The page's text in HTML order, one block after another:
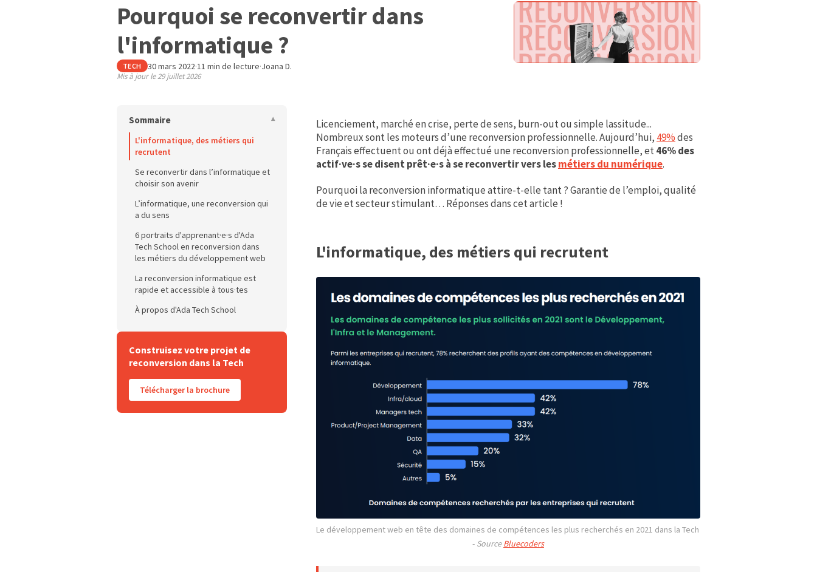
Pourquoi se reconvertir dans
l'informatique ?
TECH 30 mars 2022·11 min de lecture·Joana D.
Mis à jour le29 juillet 2026
Sommaire
L'informatique, des métiers qui
recrutent
Se reconvertir dans l’informatique et
choisir son avenir
L’informatique, une reconversion qui
a du sens
6 portraits d'apprenant·e·s d'Ada
Tech School en reconversion dans
les métiers du développement web
Camille Lafrance, de journaliste à
software engineer
Zineb Abdellaoui, de doctorante
software developer
Marine Lenoir, d’assistante
marketing et communication à
Flora Hommand, d’artiste et
La reconversion informatique est
rapide et accessible à tous·tes
À propos d'Ada Tech School
Construisez votre projet de
reconversion dans la Tech
Télécharger la brochure
Licenciement, marché en crise, perte de sens, burn-out ou simple lassitude...
Nombreux sont les moteurs d’une reconversion professionnelle. Aujourd’hui, 49%des
Français effectuent ou ont déjà effectué une reconversion professionnelle, et46% des
actif·ve·s se disent prêt·e·s à se reconvertir vers lesmétiers du numérique.
Pourquoi la reconversion informatique attire-t-elle tant ? Garantie de l’emploi, qualité
de vie et secteur stimulant… Réponses dans cet article !
L'informatique, des métiers qui recrutent
Le développement web en tête des domaines de compétences les plus recherchés en 2021 dans la Tech
- Source Bluecoders